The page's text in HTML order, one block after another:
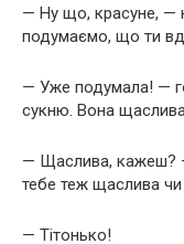
— Ну що, красуне, —
подумаємо, що ти
— Уже подумала! —
сукню. Вона
— Щаслива, кажеш?
тебе теж щаслива чи
— Тітонько!